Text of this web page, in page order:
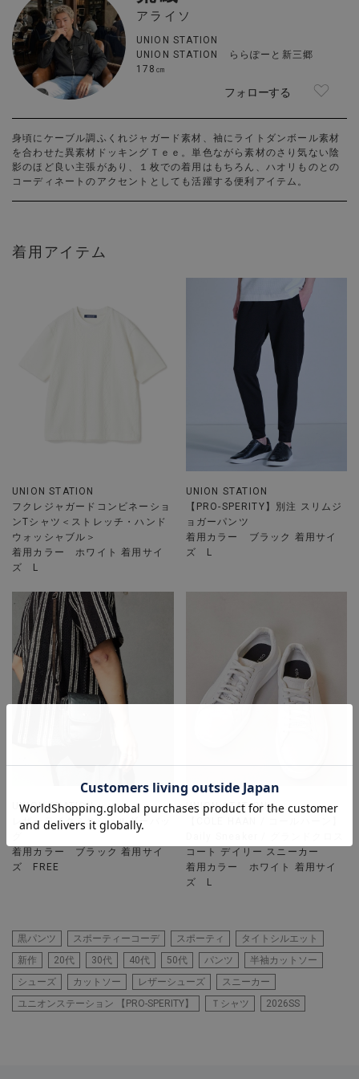
アライソ
UNION STATION
UNION STATION ららぽーと新三郷
178㎝
フォローする
身頃にケーブル調ふくれジャガード素材、袖にライトダンボール素材
を合わせた異素材ドッキングＴｅｅ。単色ながら素材のさり気ない陰
影のほど良い主張があり、１枚での着用はもちろん、ハオリものとの
コーディネートのアクセントとしても活躍する便利アイテム。
着用アイテム
UNION STATION
フクレジャガードコンビネーショ
ンTシャツ＜ストレッチ・ハンド
ウォッシャブル＞
着用カラー ホワイト 着用サイ
ズ L
UNION STATION
【PRO-SPERITY】別注 スリムジ
ョガーパンツ
着用カラー ブラック 着用サイ
ズ L
UNION STATION
レザーライクミニショルダーバッ
着用カラー ブラック 着用サイ
ズ FREE
UNION STATION
コート デイリー スニーカー
着用カラー ホワイト 着用サイ
ズ L
黒パンツ スポーティーコーデ スポーティ
タイトシルエット
新作
20代 30代 40代 50代 パンツ
半袖カットソー
シューズ
カットソー レザーシューズ
スニーカー
ユニオンステーション 【PRO-SPERITY】
Ｔシャツ 2026SS